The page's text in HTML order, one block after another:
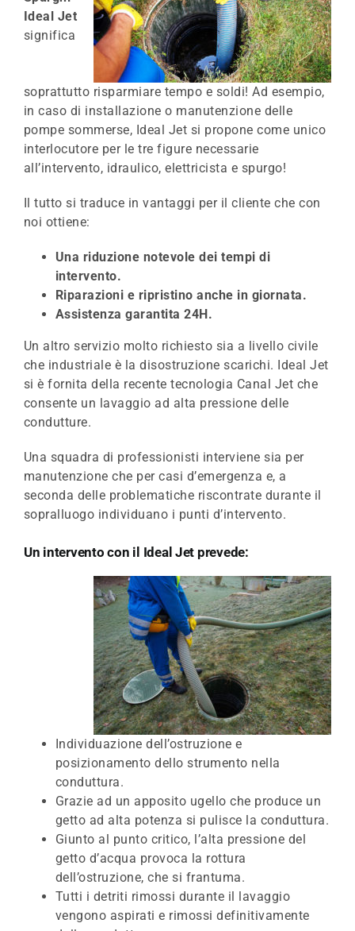
Ideal Jet
significa
soprattutto risparmiare tempo e soldi! Ad esempio,
in caso di installazione o manutenzione delle
pompe sommerse, Ideal Jet si propone come unico
interlocutore per le tre figure necessarie
all’intervento, idraulico, elettricista e spurgo!
Il tutto si traduce in vantaggi per il cliente che con
noi ottiene:
Una riduzione notevole dei tempi di
intervento.
Riparazioni e ripristino anche in giornata.
Assistenza garantita 24H.
Un altro servizio molto richiesto sia a livello civile
che industriale è la disostruzione scarichi. Ideal Jet
si è fornita della recente tecnologia Canal Jet che
consente un lavaggio ad alta pressione delle
condutture.
Una squadra di professionisti interviene sia per
manutenzione che per casi d’emergenza e, a
seconda delle problematiche riscontrate durante il
sopralluogo individuano i punti d’intervento.
Un intervento con il Ideal Jet prevede:
Individuazione dell’ostruzione e
posizionamento dello strumento nella
conduttura.
Grazie ad un apposito ugello che produce un
getto ad alta potenza si pulisce la conduttura.
Giunto al punto critico, l’alta pressione del
getto d’acqua provoca la rottura
dell’ostruzione, che si frantuma.
Tutti i detriti rimossi durante il lavaggio
vengono aspirati e rimossi definitivamente